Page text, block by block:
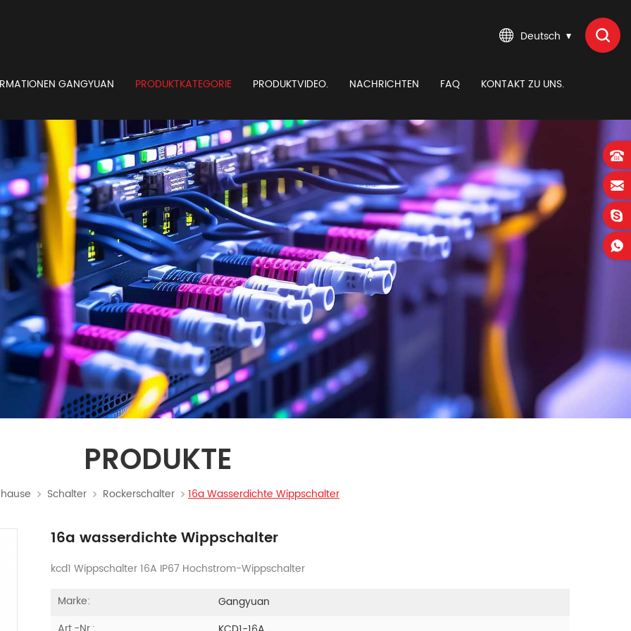
Deutsch
GANGYUAN PRODUKTKATEGORIE PRODUKTVIDEO. NACHRICHTEN FAQ KONTAKT ZU UNS.
PRODUKTE
Schalter Rockerschalter 16a Wasserdichte Wippschalter
16a wasserdichte Wippschalter
kcd1 Wippschalter 16A IP67 Hochstrom-Wippschalter
Marke:
Gangyuan